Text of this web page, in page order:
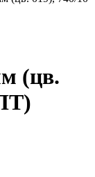
(цв.